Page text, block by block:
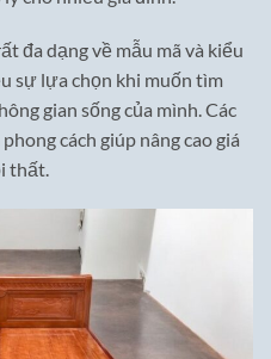
đa dạng về mẫu mã và kiểu
sự lựa chọn khi muốn tìm
gian sống của mình. Các
cách giúp nâng cao giá
thất.